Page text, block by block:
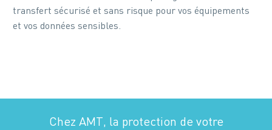
transfert sécurisé et sans risque pour vos équipements
et vos données sensibles.
Chez AMT, la protection de votre